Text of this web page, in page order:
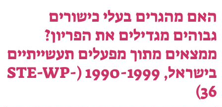
האם מהגרים בעלי כישורים
גבוהים מגדילים את הפריון?
ממצאים מתוך מפעלים תעשייתיים
בישראל, 1990-1999 (STE-WP-
36)